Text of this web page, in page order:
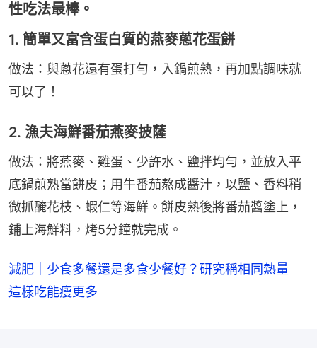
性吃法最棒。
1. 簡單又富含蛋白質的燕麥蔥花蛋餅
做法：與蔥花還有蛋打勻，入鍋煎熟，再加點調味就
可以了！
2. 漁夫海鮮番茄燕麥披薩
做法：將燕麥、雞蛋、少許水、鹽拌均勻，並放入平
底鍋煎熟當餅皮；用牛番茄熬成醬汁，以鹽、香料稍
微抓醃花枝、蝦仁等海鮮。餅皮熟後將番茄醬塗上，
鋪上海鮮料，烤5分鐘就完成。
減肥｜少食多餐還是多食少餐好？研究稱相同熱量
這樣吃能瘦更多